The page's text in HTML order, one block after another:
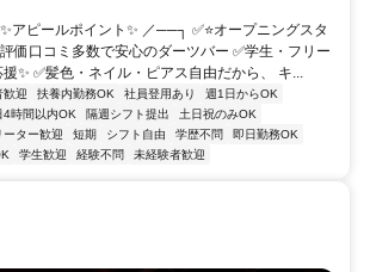
アピールポイント✨ ／──┐ ✅⭐オープニングスタ
評価口コミ多数で安心のダーツバー ✅学生・フリー
✨ ✅髪色・ネイル・ピアス自由だから、 キ...
歓迎 扶養内勤務OK 社員登用あり
週1日からOK
4時間以内OK 隔週シフト提出
土日祝のみOK
ーター歓迎 短期 シフト自由 学歴不問
即日勤務OK
学生歓迎 経験不問 未経験者歓迎